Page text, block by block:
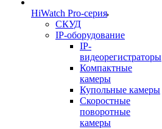
HiWatch Pro-серия
CКУД
IP-оборудование
IP-
видеорегистраторы
Компактные
камеры
Купольные камеры
Скоростные
поворотные
камеры